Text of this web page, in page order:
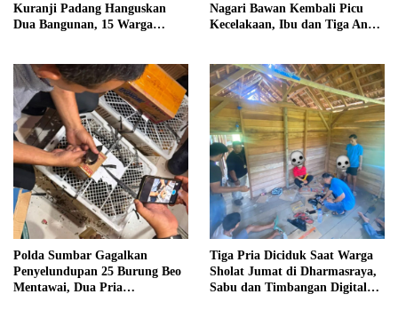
Kuranji Padang Hanguskan
Dua Bangunan, 15 Warga
Nagari Bawan Kembali Picu
Kecelakaan, Ibu dan Tiga Anak
Polda Sumbar Gagalkan
Penyelundupan 25 Burung Beo
Mentawai, Dua Pria
Tiga Pria Diciduk Saat Warga
Sholat Jumat di Dharmasraya,
Sabu dan Timbangan Digital